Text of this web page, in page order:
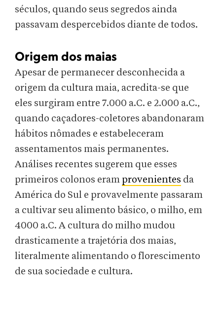
séculos, quando seus segredos ainda
passavam despercebidos diante de todos.
Origem dos maias
Apesar de permanecer desconhecida a
origem da cultura maia, acredita-se que
eles surgiram entre 7.000 a.C. e 2.000 a.C.,
quando caçadores-coletores abandonaram
hábitos nômades e estabeleceram
assentamentos mais permanentes.
Análises recentes sugerem que esses
primeiros colonos eram provenientes da
América do Sul e provavelmente passaram
a cultivar seu alimento básico, o milho, em
4000 a.C. A cultura do milho mudou
drasticamente a trajetória dos maias,
literalmente alimentando o florescimento
de sua sociedade e cultura.